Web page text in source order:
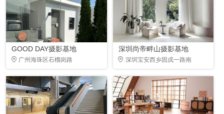
GOOD DAY摄影基地
广州海珠区石榴岗路
深圳尚帝畔山摄影基地
深圳宝安西乡固戍一路南